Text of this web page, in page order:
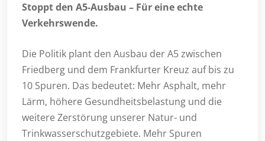
Stoppt den A5-Ausbau – Für eine echte
Verkehrswende.
Die Politik plant den Ausbau der A5 zwischen
Friedberg und dem Frankfurter Kreuz auf bis zu
10 Spuren. Das bedeutet: Mehr Asphalt, mehr
Lärm, höhere Gesundheitsbelastung und die
weitere Zerstörung unserer Natur- und
Trinkwasserschutzgebiete. Mehr Spuren